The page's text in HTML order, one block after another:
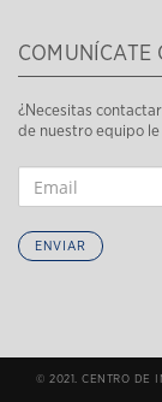
COMUNÍCATE
¿Necesitas
de nuestro equipo
ENVIAR
© 2021. CENTRO DE